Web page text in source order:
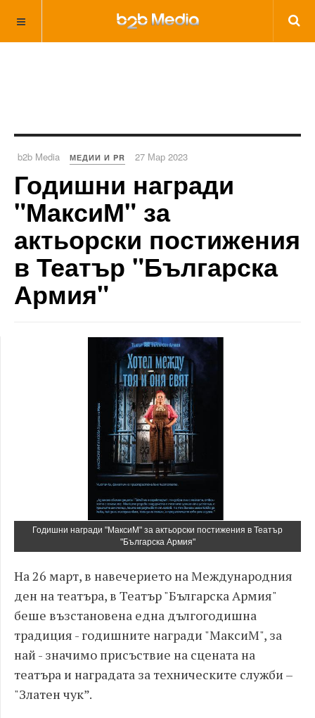
b2b Media МЕДИИ И PR 27 Мар 2023
Годишни награди
"МаксиМ" за
актьорски постижения
в Театър "Българска
Армия"
Годишни награди "МаксиМ" за актьорски постижения в Театър
"Българска Армия"
На 26 март, в навечерието на Международния
ден на театъра, в Театър "Българска Армия"
беше възстановена една дългогодишна
традиция - годишните награди "МаксиМ", за
най - значимо присъствие на сцената на
театъра и наградата за техническите служби –
"Златен чук”.